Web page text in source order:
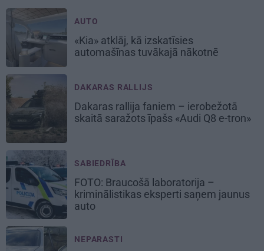
AUTO
«Kia» atklāj, kā izskatīsies
automašīnas tuvākajā nākotnē
DAKARAS RALLIJS
Dakaras rallija faniem – ierobežotā
skaitā saražots īpašs «Audi Q8 e-tron»
SABIEDRĪBA
FOTO: Braucošā laboratorija –
kriminālistikas eksperti saņem jaunus
auto
NEPARASTI